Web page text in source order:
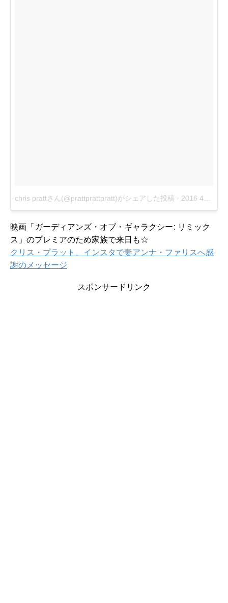
chris prattさん(@prattprattpratt)がシェアした投稿 - 2016 4月 10 7:27午後 PDT
映画「ガーディアンズ・オブ・ギャラクシー: リミック
ス」のプレミアのため家族で来日も☆
クリス・プラット、インスタで妻アンナ・ファリスへ感
謝のメッセージ
スポンサードリンク